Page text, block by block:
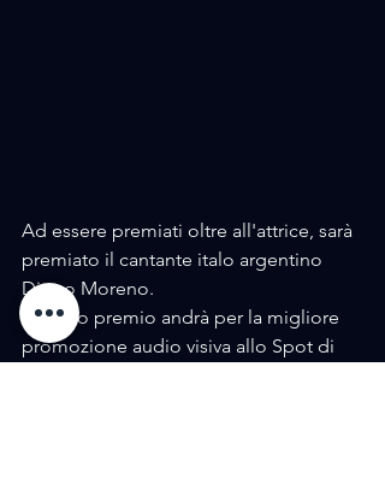
Ad essere premiati oltre all'attrice, sarà
premiato il cantante italo argentino
Diego Moreno.
Un altro premio andrà per la migliore
promozione audio visiva allo Spot di